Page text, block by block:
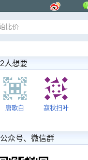
2人想要
唐歌白 寂秋扫叶
公众号、微信群